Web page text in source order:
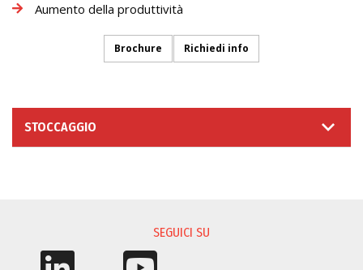
Aumento della produttività
Brochure Richiedi info
STOCCAGGIO
SEGUICI SU